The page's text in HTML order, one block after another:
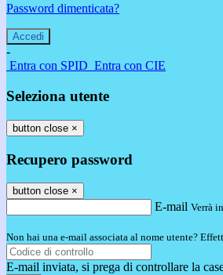
Password dimenticata?
-
Entra con SPID Entra con CIE
Seleziona utente
button close ×
Recupero password
button close ×
E-mail Verrà
Non hai una e-mail associata al nome utente?
E-mail inviata, si prega di controllare la